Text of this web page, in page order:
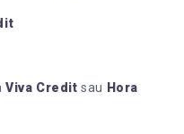
Viva Credit sau Hora